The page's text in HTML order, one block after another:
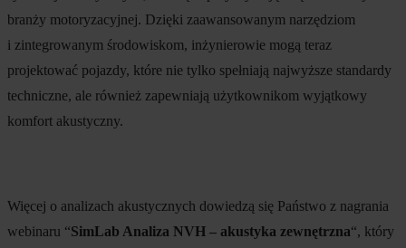
branży motoryzacyjnej. Dzięki zaawansowanym narzędziom
i zintegrowanym środowiskom, inżynierowie mogą teraz
projektować pojazdy, które nie tylko spełniają najwyższe standardy
techniczne, ale również zapewniają użytkownikom wyjątkowy
komfort akustyczny.
Więcej o analizach akustycznych dowiedzą się Państwo z nagrania
webinaru “SimLab Analiza NVH – akustyka zewnętrzna“, który